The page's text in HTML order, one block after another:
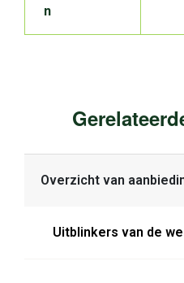
n
Overzicht van
Uitblinkers van de